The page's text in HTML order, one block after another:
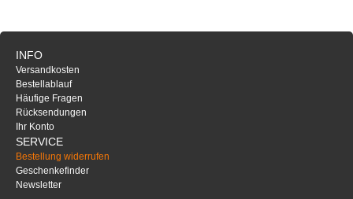
INFO
Versandkosten
Bestellablauf
Häufige Fragen
Rücksendungen
Ihr Konto
SERVICE
Bestellung widerrufen
Geschenkefinder
Newsletter